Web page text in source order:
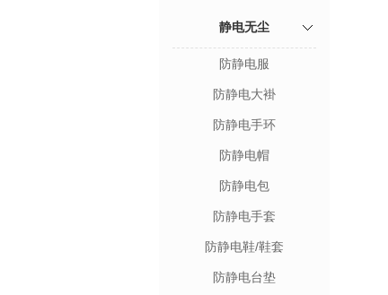
静电无尘
防静电服
防静电大褂
防静电手环
防静电帽
防静电包
防静电手套
防静电鞋/鞋套
防静电台垫